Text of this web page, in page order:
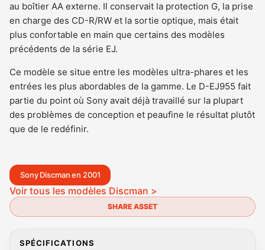
au boîtier AA externe. Il conservait la protection G, la prise
en charge des CD-R/RW et la sortie optique, mais était
plus confortable en main que certains des modèles
précédents de la série EJ.
Ce modèle se situe entre les modèles ultra-phares et les
entrées les plus abordables de la gamme. Le D-EJ955 fait
partie du point où Sony avait déjà travaillé sur la plupart
des problèmes de conception et peaufine le résultat plutôt
que de le redéfinir.
Sony Discman en 2001
Voir tous les modèles Discman >
SHARE ASSET
SPÉCIFICATIONS